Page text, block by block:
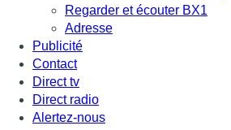
Regarder et écouter BX1
Adresse
Publicité
Contact
Direct tv
Direct radio
Alertez-nous